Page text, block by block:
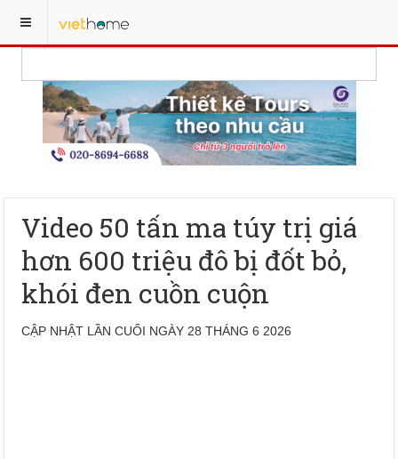
Video 50 tấn ma túy trị giá
hơn 600 triệu đô bị đốt bỏ,
khói đen cuồn cuộn
CẬP NHẬT LẦN CUỐI NGÀY 28 THÁNG 6 2026